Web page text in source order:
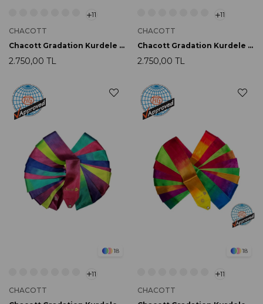
11
CHACOTT
Chacott Gradation Kurdele 5m 771 Lavender
2.750,00 TL
11
CHACOTT
Chacott Gradation Kurdele 5m 777 Purple
2.750,00 TL
18
11
CHACOTT
18
11
CHACOTT